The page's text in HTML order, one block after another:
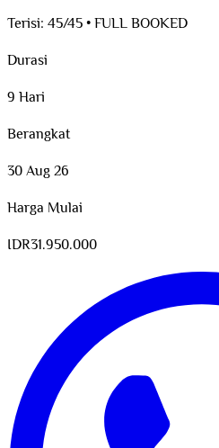
Terisi: 45/45•FULL BOOKED
Durasi
9 Hari
Berangkat
30 Aug 26
Harga Mulai
IDR31.950.000